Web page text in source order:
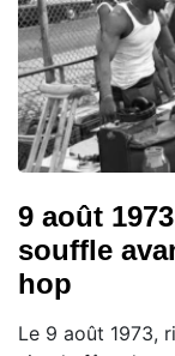
9 août
souffle
hop
Le 9 août 1973,